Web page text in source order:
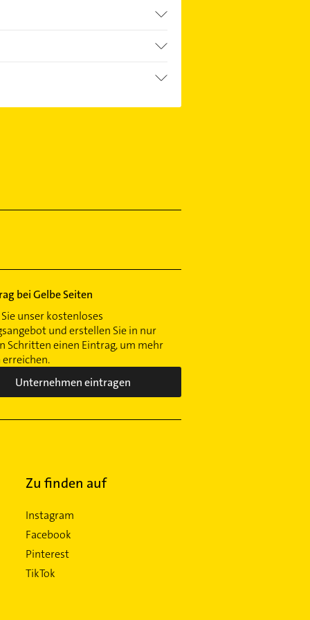
bei Gelbe Seiten
unser kostenloses
und erstellen Sie in nur
Schritten einen Eintrag, um mehr
erreichen.
Unternehmen eintragen
Zu finden auf
Instagram
Facebook
Pinterest
TikTok